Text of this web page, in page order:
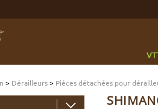
> Dérailleurs> Pièces détachées pour